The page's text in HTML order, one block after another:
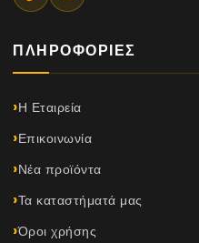
ΠΛΗΡΟΦΟΡΊΕΣ
Η Εταιρεία
Επικοινωνία
Νέα προϊόντα
Τα καταστήματά μας
Όροι χρήσης